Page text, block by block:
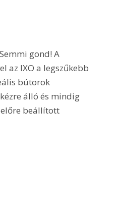
gond! A
az IXO a legszűkebb
bútorok
álló és mindig
előre beállított